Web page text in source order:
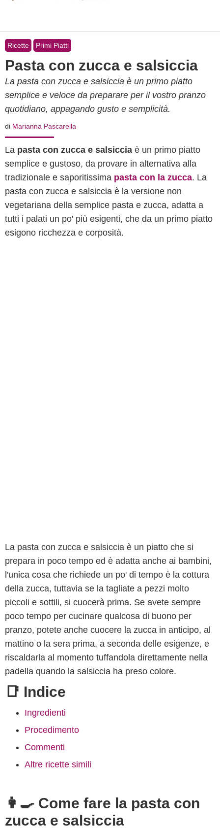
Ricette Primi Piatti
Pasta con zucca e salsiccia
La pasta con zucca e salsiccia è un primo piatto
semplice e veloce da preparare per il vostro pranzo
quotidiano, appagando gusto e semplicità.
di Marianna Pascarella
La pasta con zucca e salsiccia è un primo piatto
semplice e gustoso, da provare in alternativa alla
tradizionale e saporitissima pasta con la zucca. La
pasta con zucca e salsiccia è la versione non
vegetariana della semplice pasta e zucca, adatta a
tutti i palati un po' più esigenti, che da un primo piatto
esigono ricchezza e corposità.
La pasta con zucca e salsiccia è un piatto che si
prepara in poco tempo ed è adatta anche ai bambini,
l'unica cosa che richiede un po' di tempo è la cottura
della zucca, tuttavia se la tagliate a pezzi molto
piccoli e sottili, si cuocerà prima. Se avete sempre
poco tempo per cucinare qualcosa di buono per
pranzo, potete anche cuocere la zucca in anticipo, al
mattino o la sera prima, a seconda delle esigenze, e
riscaldarla al momento tuffandola direttamente nella
padella quando la salsiccia ha preso colore.
📑 Indice
Ingredienti
Procedimento
Commenti
Altre ricette simili
👩‍🍳 Come fare la pasta con
zucca e salsiccia